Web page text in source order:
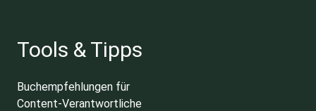
Tools & Tipps
Buchempfehlungen für
Content-Verantwortliche